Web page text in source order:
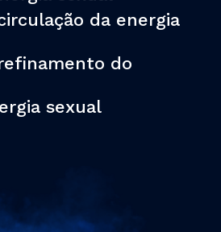
da energia
do
sexual